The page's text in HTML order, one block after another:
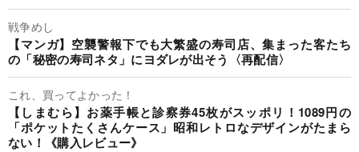
戦争めし
【マンガ】空襲警報下でも大繁盛の寿司店、集まった客たち
の「秘密の寿司ネタ」にヨダレが出そう〈再配信〉
これ、買ってよかった！
【しまむら】お薬手帳と診察券45枚がスッポリ！1089円の
「ポケットたくさんケース」昭和レトロなデザインがたまら
ない！《購入レビュー》